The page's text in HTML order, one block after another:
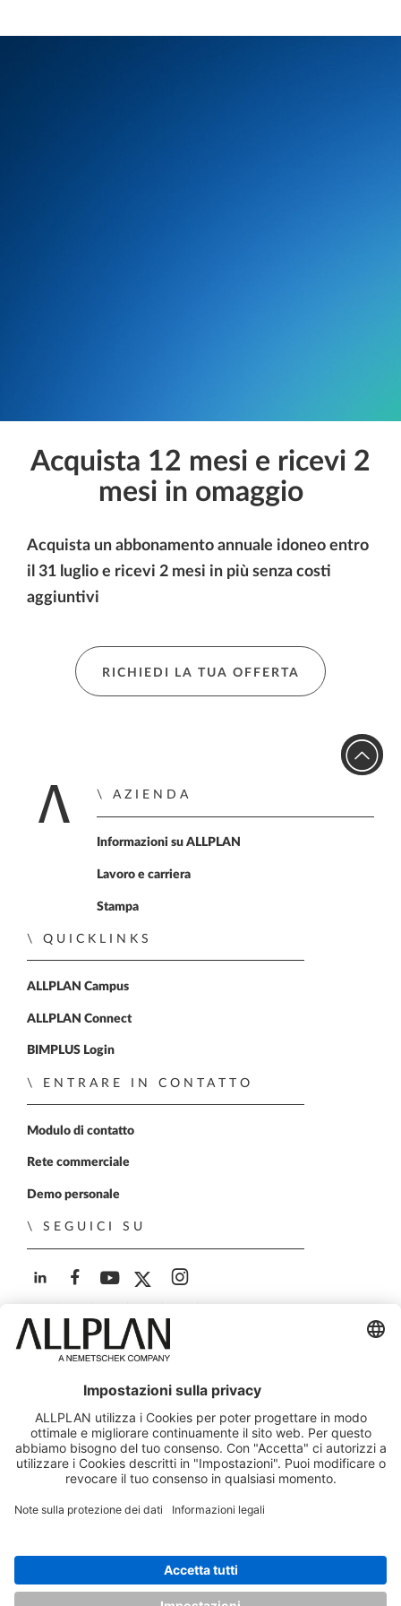
scadenza della promozione.
Acquista 12 mesi e ricevi 2
mesi in omaggio
Acquista un abbonamento annuale idoneo entro
il 31 luglio e ricevi 2 mesi in più senza costi
aggiuntivi
RICHIEDI LA TUA OFFERTA
Home
AZIENDA
Informazioni su ALLPLAN
Lavoro e carriera
Stampa
QUICKLINKS
ALLPLAN Campus
ALLPLAN Connect
BIMPLUS Login
ENTRARE IN CONTATTO
Modulo di contatto
Rete commerciale
Demo personale
SEGUICI SU
ALLPLAN su LinkedIn
ALLPLAN su Facebook
ALLPLAN su YouTube
ALLPLAN su Twitter
Italia - Capitale Soc. € 650.000,00 i.v. - Iscr. Registro
Imprese Trento - C.F. e P.IVA 00671060226
Società soggetta a direzione e coordinamento di ALLPLAN
GmbH
ALLPLAN è una società del Gruppo Nemetschek